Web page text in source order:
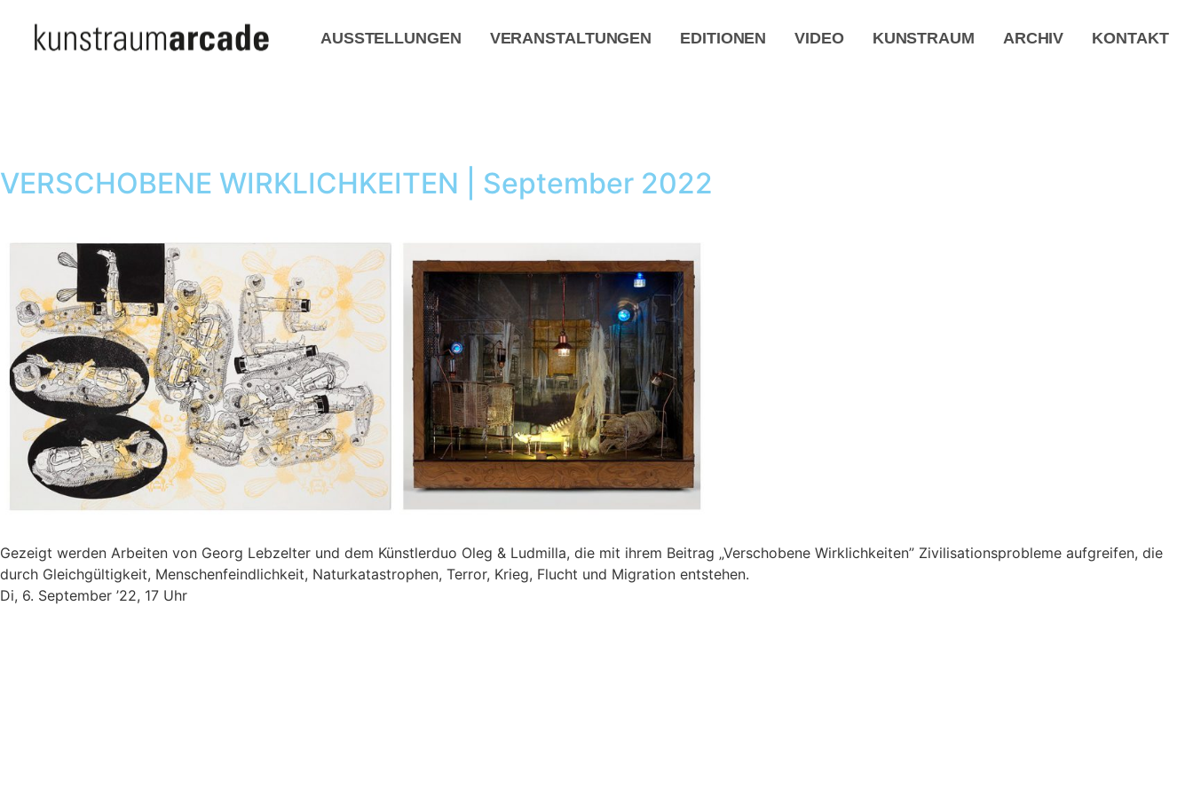
AUSSTELLUNGEN VERANSTALTUNGEN EDITIONEN VIDEO KUNSTRAUM ARCHIV KONTAKT
VERSCHOBENE WIRKLICHKEITEN | September 2022
Gezeigt werden Arbeiten von Georg Lebzelter und dem Künstlerduo Oleg & Ludmilla, die mit ihrem Beitrag „Verschobene Wirklichkeiten” Zivilisationsprobleme aufgreifen, die
durch Gleichgültigkeit, Menschenfeindlichkeit, Naturkatastrophen, Terror, Krieg, Flucht und Migration entstehen.
Di, 6. September ’22, 17 Uhr